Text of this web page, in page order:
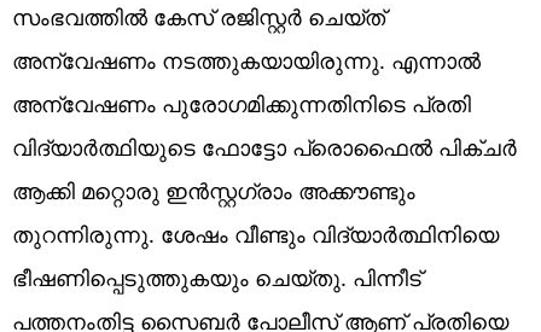
സംഭവത്തിൽ കേസ് രജിസ്റ്റർ ചെയ്ത്
അന്വേഷണം നടത്തുകയായിരുന്നു. എന്നാൽ
അന്വേഷണം പുരോഗമിക്കുന്നതിനിടെ പ്രതി
വിദ്യാർത്ഥിയുടെ ഫോട്ടോ പ്രൊഫൈൽ പിക്ചർ
ആക്കി മറ്റൊരു ഇൻസ്റ്റഗ്രാം അക്കൗണ്ടും
തുറന്നിരുന്നു. ശേഷം വീണ്ടും വിദ്യാർത്ഥിനിയെ
ഭീഷണിപ്പെടുത്തുകയും ചെയ്തു. പിന്നീട്
പത്തനംതിട്ട സൈബർ പോലീസ് ആണ് പ്രതിയെ